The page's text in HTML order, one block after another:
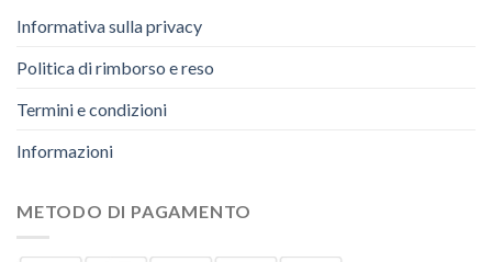
Informativa sulla privacy
Politica di rimborso e reso
Termini e condizioni
Informazioni
METODO DI PAGAMENTO